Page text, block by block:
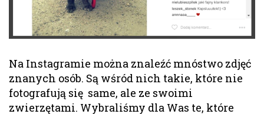
Na Instagramie można znaleźć mnóstwo zdjęć
znanych osób. Są wśród nich takie, które nie
fotografują się same, ale ze swoimi
zwierzętami. Wybraliśmy dla Was te, które